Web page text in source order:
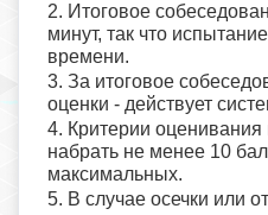
2. Итоговое
минут, так что
времени.
3. За итоговое
оценки - действует
4. Критерии
набрать не менее 10
максимальных.
5. В случае осечки или